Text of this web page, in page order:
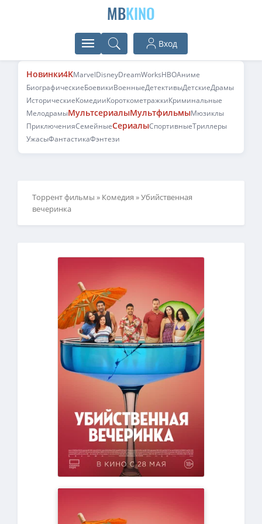
MBKINO
Вход
Новинки4KMarvelDisneyDreamWorksHBOАниме
БиографическиеБоевикиВоенныеДетективыДетскиеДрамы
ИсторическиеКомедииКороткометражкиКриминальные
МелодрамыМультсериалыМультфильмыМюзиклы
ПриключенияСемейныеСериалыСпортивныеТриллеры
УжасыФантастикаФэнтези
Торрент фильмы » Комедия » Убийственная
вечеринка